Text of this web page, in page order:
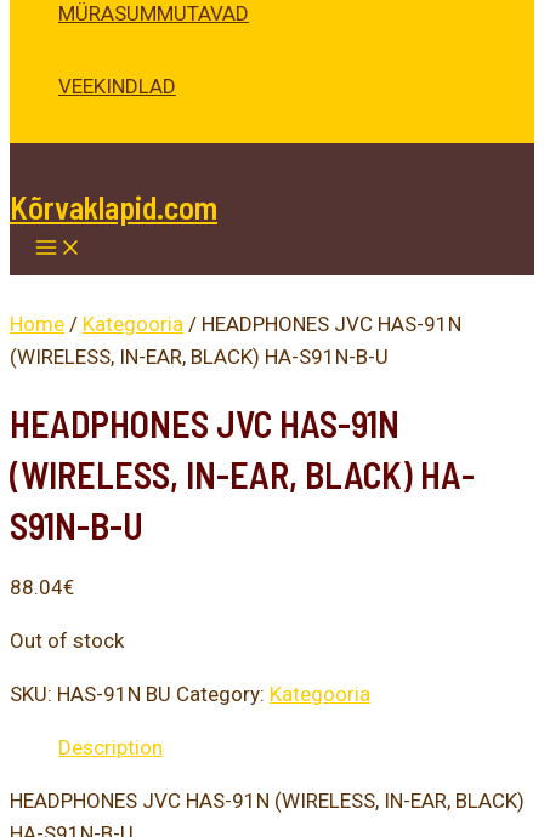
MÜRASUMMUTAVAD
VEEKINDLAD
Kõrvaklapid.com
Home / Kategooria / HEADPHONES JVC HAS-91N
(WIRELESS, IN-EAR, BLACK) HA-S91N-B-U
HEADPHONES JVC HAS-91N
(WIRELESS, IN-EAR, BLACK) HA-
S91N-B-U
88.04€
Out of stock
SKU: HAS-91N BU Category: Kategooria
Description
HEADPHONES JVC HAS-91N (WIRELESS, IN-EAR, BLACK)